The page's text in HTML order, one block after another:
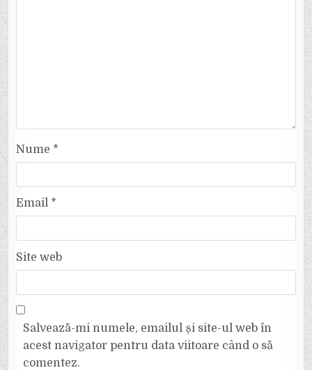
Nume *
Email *
Site web
Salvează-mi numele, emailul și site-ul web în
acest navigator pentru data viitoare când o să
comentez.